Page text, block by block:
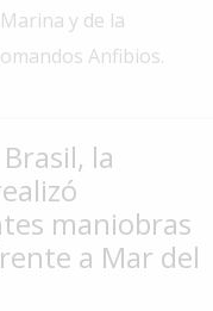
y de la
Anfibios.
la
maniobras
a Mar del